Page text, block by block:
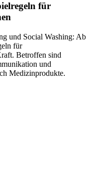
für
und Social Washing: Ab
für
Betroffen sind
und
Medizinprodukte.